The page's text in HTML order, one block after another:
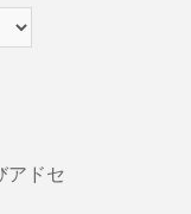
アドセ